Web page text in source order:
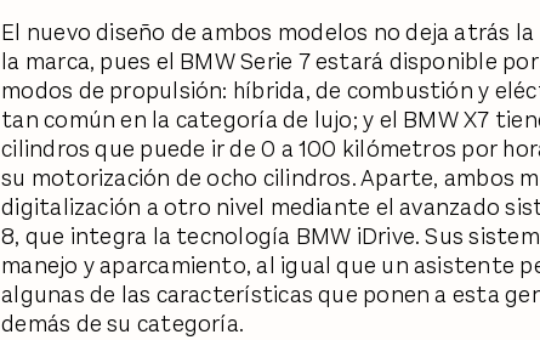
El nuevo diseño de ambos modelos no deja atrás
la marca, pues el BMW Serie 7 estará disponible
modos de propulsión: híbrida, de combustión y
tan común en la categoría de lujo; y el BMW X7
cilindros que puede ir de 0 a 100 kilómetros por
su motorización de ocho cilindros. Aparte, ambos
digitalización a otro nivel mediante el avanzado
8, que integra la tecnología BMW iDrive. Sus
manejo y aparcamiento, al igual que un asistente
algunas de las características que ponen a esta
demás de su categoría.